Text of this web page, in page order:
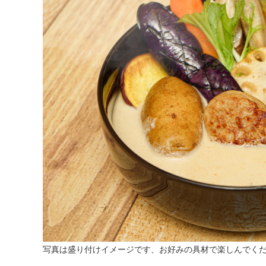
写真は盛り付けイメージです、お好みの具材で楽しんでく